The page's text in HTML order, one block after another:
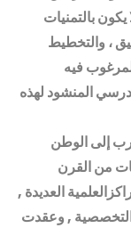
يكون بالتمنيات
، والتخطيط
فيه
المنشود لهذه
إلى الوطن
من القرن
العديدة ,
التخصصية , وعقدت